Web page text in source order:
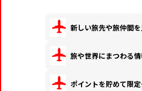
新しい旅先や旅仲間を
旅や世界にまつわる情
ポイントを貯めて限